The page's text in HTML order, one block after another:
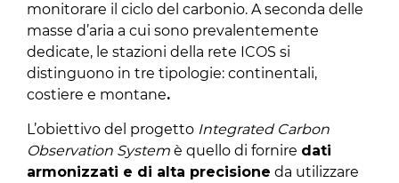
monitorare il ciclo del carbonio. A seconda delle
masse d’aria a cui sono prevalentemente
dedicate, le stazioni della rete ICOS si
distinguono in tre tipologie: continentali,
costiere e montane.
L’obiettivo del progetto Integrated Carbon
Observation System è quello di fornire dati
armonizzati e di alta precisione da utilizzare